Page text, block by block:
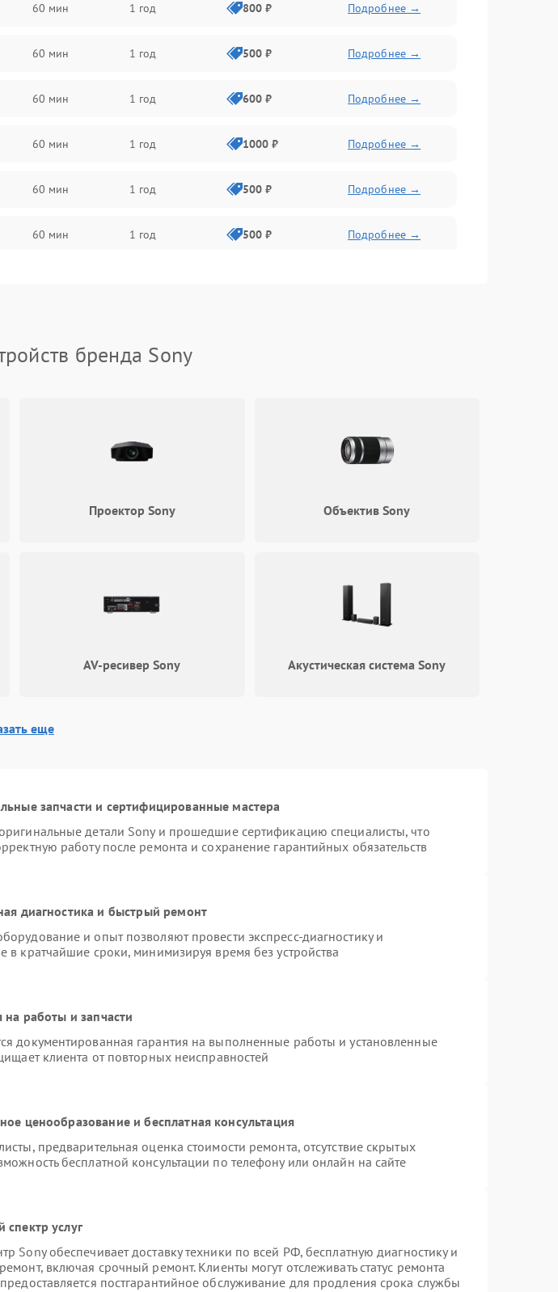
60 мин 1 год 800 ₽ Подробнее →
60 мин 1 год 500 ₽ Подробнее →
60 мин 1 год 600 ₽ Подробнее →
60 мин 1 год 1000 ₽ Подробнее →
60 мин 1 год 500 ₽ Подробнее →
60 мин 1 год 500 ₽ Подробнее →
бренда Sony
Проектор Sony Объектив Sony
AV-ресивер Sony Акустическая система Sony
еще
запчасти и сертифицированные мастера
детали Sony и прошедшие сертификацию специалисты, что
работу после ремонта и сохранение гарантийных обязательств
диагностика и быстрый ремонт
и опыт позволяют провести экспресс-диагностику и
в кратчайшие сроки, минимизируя время без устройства
на работы и запчасти
документированная гарантия на выполненные работы и установленные
клиента от повторных неисправностей
ценообразование и бесплатная консультация
предварительная оценка стоимости ремонта, отсутствие скрытых
бесплатной консультации по телефону или онлайн на сайте
услуг
Sony обеспечивает доставку техники по всей РФ, бесплатную диагностику и
включая срочный ремонт. Клиенты могут отслеживать статус ремонта
постгарантийное обслуживание для продления срока службы